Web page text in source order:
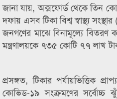
জানা যায়, অক্সফোর্ড থেকে তিন
দফায় এসব টিকা বিশ্ব স্বাস্থ্য
জনগণের মাঝে বিনামূল্যে বিতরণ
মন্ত্রণালয়কে ৭৩৫ কোটি ৭৭ লাখ
প্রসঙ্গত, টিকার পর্যায়ভিত্তিক
কোভিড-১৯ সংক্রমণের সর্বোচ্চ